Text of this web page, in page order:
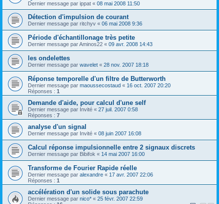
Dernier message par ippat « 08 mai 2008 11:50
Détection d'impulsion de courant
Dernier message par ritchyv « 06 mai 2008 9:36
Période d'échantillonage très petite
Dernier message parAminos22 « 09 avr. 2008 14:43
les ondelettes
Dernier message par wavelet « 28 nov. 2007 18:18
Réponse temporelle d'un filtre de Butterworth
Dernier message par maoussecostaud « 16 oct. 2007 20:20
Réponses : 1
Demande d'aide, pour calcul d'une self
Dernier message par Invité « 27 juil. 2007 0:58
Réponses : 7
analyse d'un signal
Dernier message par Invité « 08 juin 2007 16:08
Calcul réponse impulsionnelle entre 2 signaux discrets
Dernier message par Bibifok « 14 mai 2007 16:00
Transforme de Fourier Rapide réelle
Dernier message par alexandre « 17 avr. 2007 22:06
Réponses : 1
accélération d'un solide sous parachute
Dernier message par nico* « 25 févr. 2007 22:59